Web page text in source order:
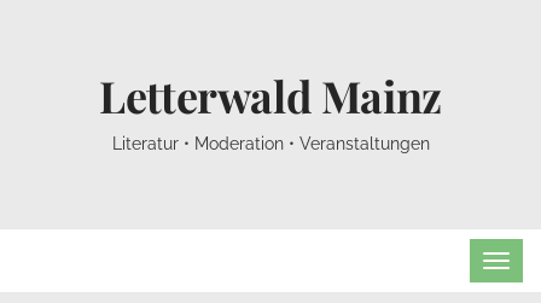
Letterwald Mainz
Literatur • Moderation • Veranstaltungen